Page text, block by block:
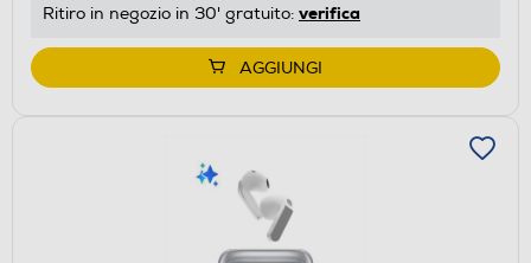
Ritiro in negozio in 30' gratuito: verifica
AGGIUNGI